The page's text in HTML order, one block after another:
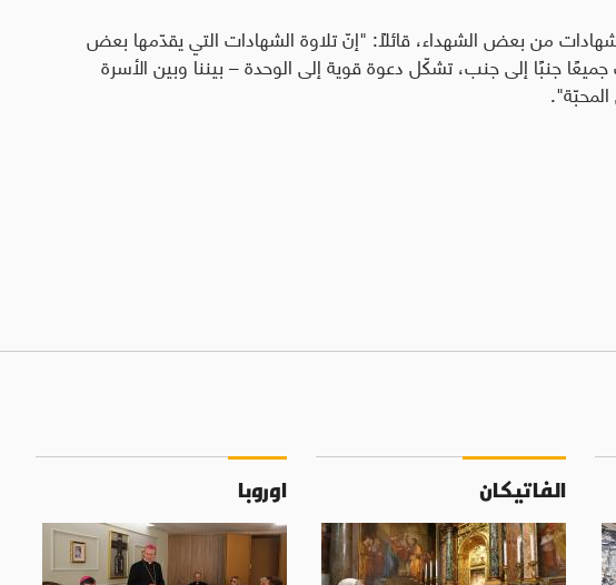
من بعض الشهداء، قائلاً: "إنّ تلاوة الشهادات التي يقدّمها بعض
جنبًا إلى جنب، تشكّل دعوة قوية إلى الوحدة – بيننا وبين الأسرة
الفاتيكان اوروبا